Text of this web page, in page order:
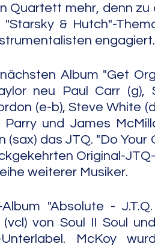
Quartett mehr, denn
& Hutch"-
engagiert.
Album "Get
neu Paul Carr
(e-b), Steve White
Parry und James
(sax) das JTQ. "Do
Original-
weiterer Musiker.
"Absolute -
(vcl) von Soul II Soul
Unterlabel. McKoy